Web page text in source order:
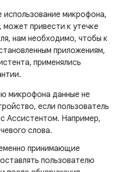
микрофона,
может привести к утечке
нам необходимо, чтобы к
приложениям,
применялись
микрофона данные не
если пользователь
Ассистентом. Например,
слова.
принимающие
пользователю